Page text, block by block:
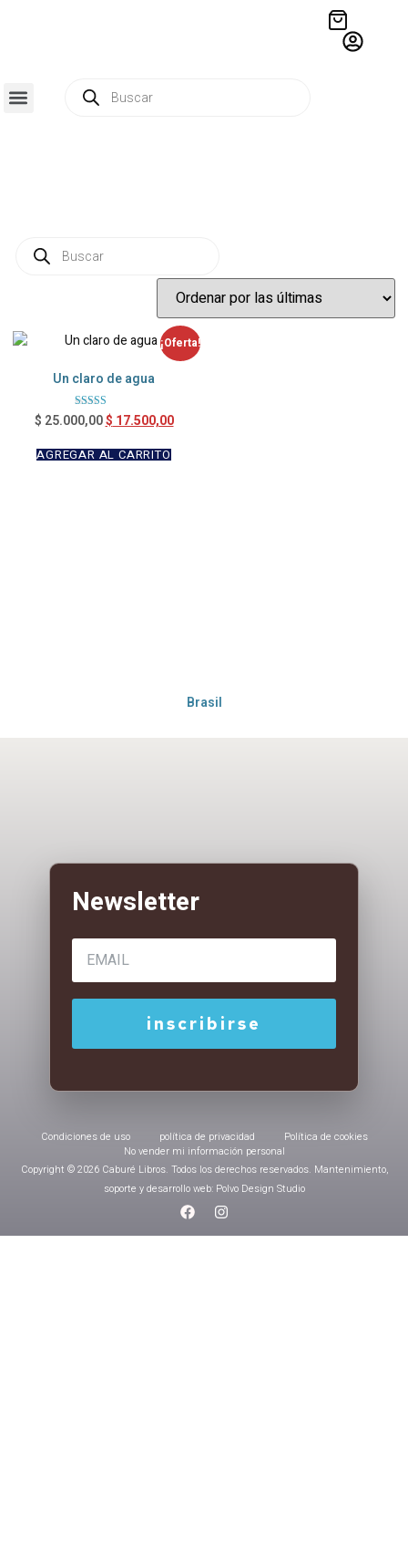
¡Oferta!
Un claro de agua
Valorado en
5.00
$ 25.000,00 $ 17.500,00
AGREGAR AL CARRITO
Brasil
Condiciones de uso política de privacidad
Política de cookies
No vender mi información personal
Copyright © 2026 Caburé Libros. Todos los derechos reservados. Mantenimiento,
soporte y desarrollo web: Polvo Design Studio